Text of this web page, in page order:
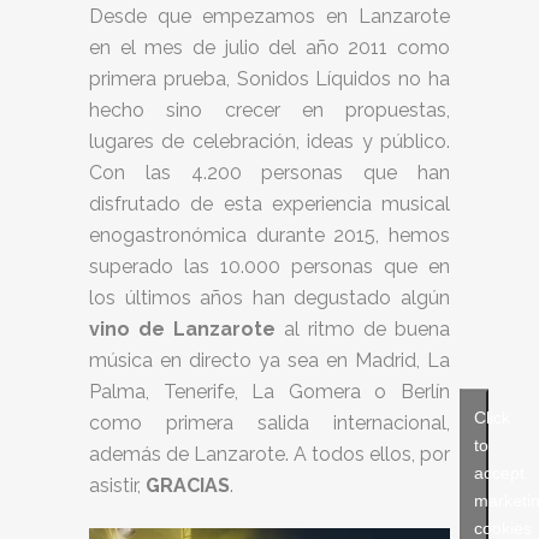
Desde que empezamos en Lanzarote
en el mes de julio del año 2011 como
primera prueba, Sonidos Líquidos no ha
hecho sino crecer en propuestas,
lugares de celebración, ideas y público.
Con las 4.200 personas que han
disfrutado de esta experiencia musical
enogastronómica durante 2015, hemos
superado las 10.000 personas que en
los últimos años han degustado algún
vino de Lanzarote al ritmo de buena
música en directo ya sea en Madrid, La
Palma, Tenerife, La Gomera o Berlín
como primera salida internacional,
además de Lanzarote. A todos ellos, por
asistir, GRACIAS.
Click
to
accept
cookies